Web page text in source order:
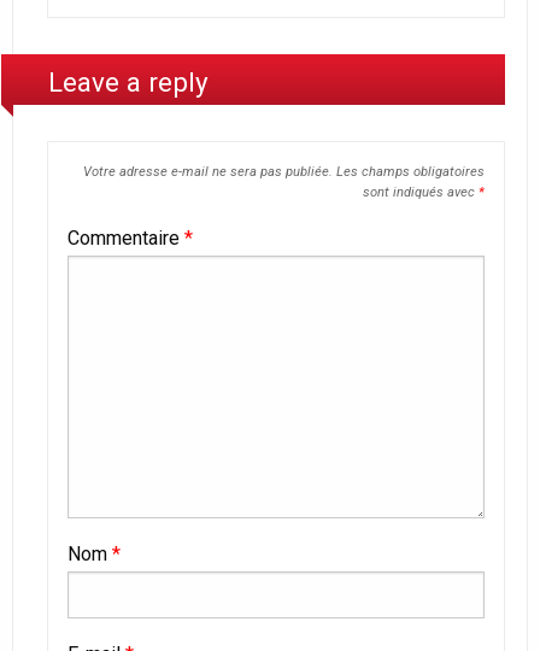
Leave a reply
Votre adresse e-mail ne sera pas publiée. Les champs obligatoires
sont indiqués avec *
Commentaire *
Nom *